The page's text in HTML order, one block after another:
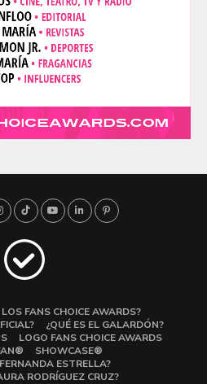
FANS CHOICE AWARDS?
¿QUÉ ES EL GALARDÓN?
LOGO FANS CHOICE AWARDS
SHOWCASE®
ESTRELLA?
RODRÍGUEZ CRUZ?